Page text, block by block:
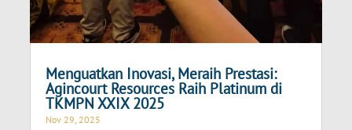
Menguatkan Inovasi, Meraih Prestasi:
Agincourt Resources Raih Platinum di
TKMPN XXIX 2025
Nov 29, 2025